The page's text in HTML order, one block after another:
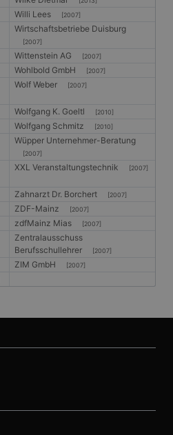
Willi Lees [2007]
Wirtschaftsbetriebe Duisburg
[2007]
Wittenstein AG [2007]
Wohlbold GmbH [2007]
Wolf Weber [2007]
Wolfgang K. Goeltl [2010]
Wolfgang Schmitz [2010]
Wüpper Unternehmer-Beratung
[2007]
XXL Veranstaltungstechnik [2007]
Zahnarzt Dr. Borchert [2007]
ZDF-Mainz [2007]
zdfMainz Mias [2007]
Zentralausschuss
Berufsschullehrer
[2007]
ZIM GmbH [2007]